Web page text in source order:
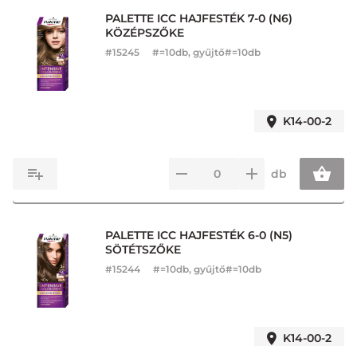
PALETTE ICC HAJFESTÉK 7-0 (N6)
KÖZÉPSZŐKE
#15245 #=10db, gyűjtő#=10db
K14-00-2
db
PALETTE ICC HAJFESTÉK 6-0 (N5)
SÖTÉTSZŐKE
#15244 #=10db, gyűjtő#=10db
K14-00-2